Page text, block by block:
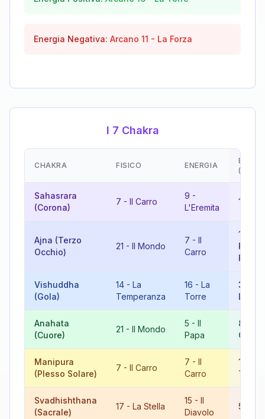
Energia Negativa: Arcano 11 - La Forza
I 7 Chakra
CHAKRA FISICO ENERGIA
Sahasrara
(Corona)
7 - Il Carro
9 -
L'Eremita
16
Ajna (Terzo
Occhio)
21 - Il Mondo
7 - Il
Carro
10
Vishuddha
(Gola)
14 - La
Temperanza
16 - La
Torre
3
Anahata
(Cuore)
21 - Il Mondo
5 - Il
Papa
8
Manipura
(Plesso Solare)
7 - Il Carro
7 - Il
Carro
14
Svadhishthana
(Sacrale)
17 - La Stella
15 - Il
Diavolo
5